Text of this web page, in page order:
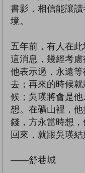
書影，相信能讓
境。
五年前，有人在
這消息，幾經考
他表示過，永遠
去；再來的時候
候；吳瑛將會是
想。在礦山裡，
錢，方永當時想
回來，就跟吳瑛
——舒巷城